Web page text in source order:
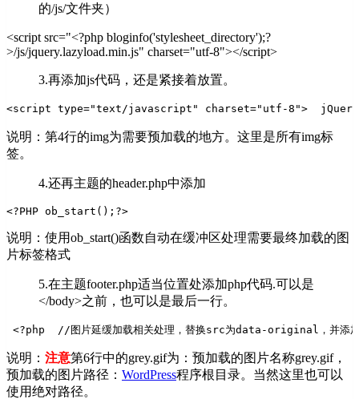
的/js/文件夹）
<script src="<?php bloginfo('stylesheet_directory');?
>/js/jquery.lazyload.min.js" charset="utf-8"></script>
3.再添加js代码，还是紧接着放置。
<script type="text/javascript" charset="utf-8">
说明：第4行的img为需要预加载的地方。这里是所有img标
签。
4.还再主题的header.php中添加
<?PHP ob_start();?>
说明：使用ob_start()函数自动在缓冲区处理需要最终加载的图
片标签格式
5.在主题footer.php适当位置处添加php代码.可以是
</body>之前，也可以是最后一行。
<?php //图片延缓加载相关处理，替换src为data-original，并添
说明： 注意第6行中的grey.gif为：预加载的图片名称grey.gif，
预加载的图片路径： WordPress程序根目录。当然这里也可以
使用绝对路径。